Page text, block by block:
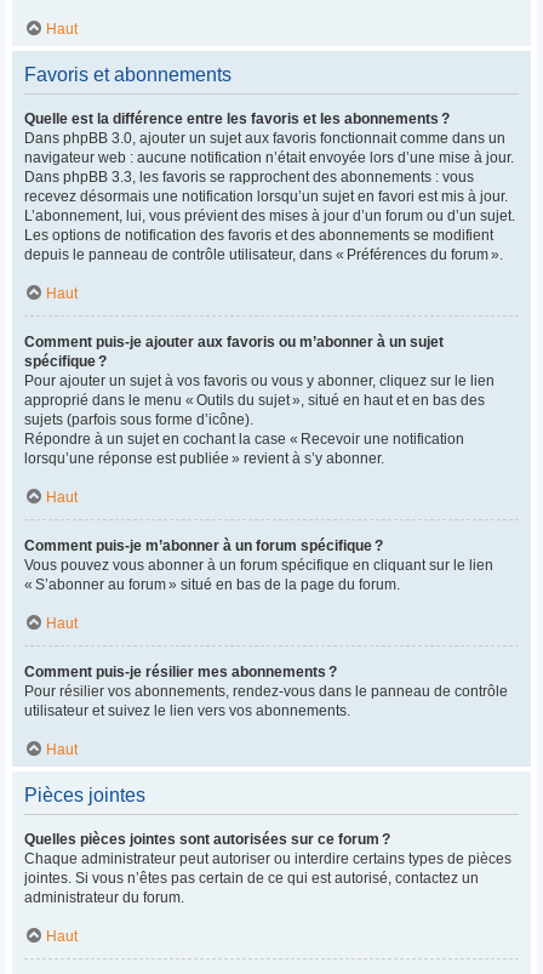
Haut
Favoris et abonnements
Quelle est la différence entre les favoris et les abonnements ?
Dans phpBB 3.0, ajouter un sujet aux favoris fonctionnait comme dans un
navigateur web : aucune notification n’était envoyée lors d’une mise à jour.
Dans phpBB 3.3, les favoris se rapprochent des abonnements : vous
recevez désormais une notification lorsqu’un sujet en favori est mis à jour.
L’abonnement, lui, vous prévient des mises à jour d’un forum ou d’un sujet.
Les options de notification des favoris et des abonnements se modifient
depuis le panneau de contrôle utilisateur, dans « Préférences du forum ».
Haut
Comment puis-je ajouter aux favoris ou m’abonner à un sujet
spécifique ?
Pour ajouter un sujet à vos favoris ou vous y abonner, cliquez sur le lien
approprié dans le menu « Outils du sujet », situé en haut et en bas des
sujets (parfois sous forme d’icône).
Répondre à un sujet en cochant la case « Recevoir une notification
lorsqu’une réponse est publiée » revient à s’y abonner.
Haut
Comment puis-je m’abonner à un forum spécifique ?
Vous pouvez vous abonner à un forum spécifique en cliquant sur le lien
« S’abonner au forum » situé en bas de la page du forum.
Haut
Comment puis-je résilier mes abonnements ?
Pour résilier vos abonnements, rendez-vous dans le panneau de contrôle
utilisateur et suivez le lien vers vos abonnements.
Haut
Pièces jointes
Quelles pièces jointes sont autorisées sur ce forum ?
Chaque administrateur peut autoriser ou interdire certains types de pièces
jointes. Si vous n’êtes pas certain de ce qui est autorisé, contactez un
administrateur du forum.
Haut